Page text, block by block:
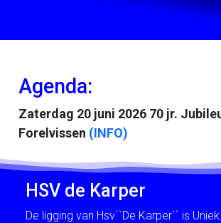
Agenda:
Zaterdag 20 juni 2026 70 jr.
Forelvissen (INFO)
HSV de Karper
De ligging van Hsv``De Karper`` is